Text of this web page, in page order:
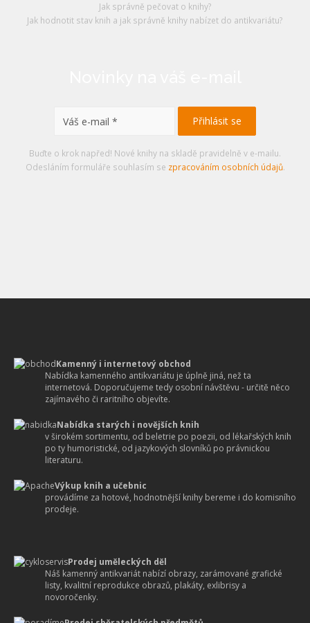
Jak správně pečovat o knihy?
Jak hodnotit stav knih a jak správně knihy nabízet do antikvariátu?
Buďte o krok napřed! Nové knihy na skladě pravidelně v e-mailu.
Odesláním formuláře souhlasím se zpracováním osobních údajů.
Kamenný i internetový obchod
Nabídka kamenného antikvariátu je úplně jiná, než ta
internetová. Doporučujeme tedy osobní návštěvu - určitě něco
zajímavého či raritního objevíte.
Nabídka starých i novějších knih
v širokém sortimentu, od beletrie po poezii, od lékařských knih
po ty humoristické, od jazykových slovníků po právnickou
literaturu.
Výkup knih a učebnic
provádíme za hotové, hodnotnější knihy bereme i do komisního
prodeje.
Prodej uměleckých děl
Náš kamenný antikvariát nabízí obrazy, zarámované grafické
listy, kvalitní reprodukce obrazů, plakáty, exlibrisy a
novoročenky.